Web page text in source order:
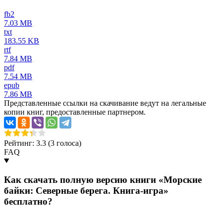
fb2
7.03 MB
txt
183.55 KB
rtf
7.84 MB
pdf
7.54 MB
epub
7.86 MB
Представленные ссылки на скачивание ведут на легальные
копии книг, предоставленные партнером.
Рейтинг: 3.3 (3 голоса)
FAQ
Как скачать полную версию книги «Морские
байки: Северные берега. Книга-игра»
бесплатно?